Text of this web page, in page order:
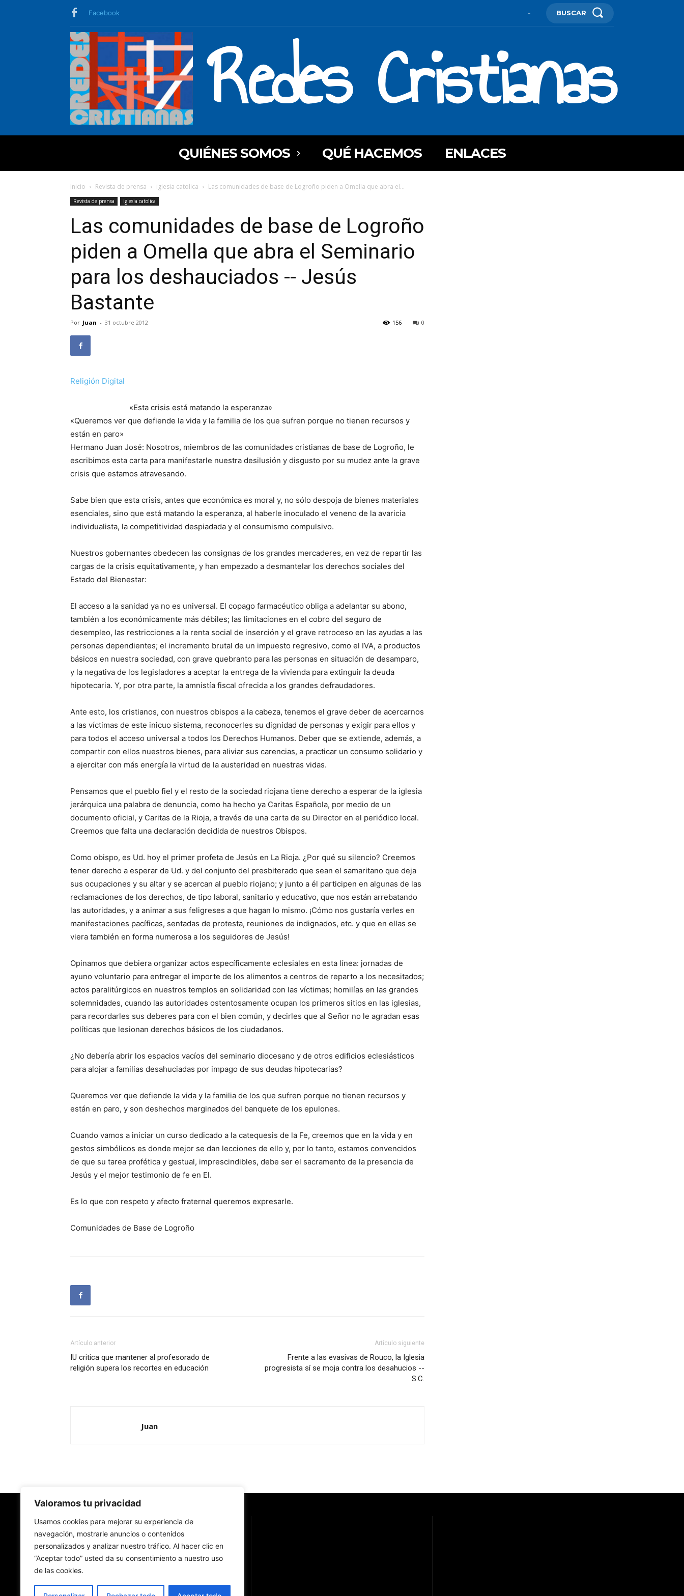
Valoramos tu privacidad
Usamos cookies para mejorar su experiencia de
navegación, mostrarle anuncios o contenidos
personalizados y analizar nuestro tráfico. Al hacer clic en
“Aceptar todo” usted da su consentimiento a nuestro uso
de las cookies.
Facebook - BUSCAR
Redes Cristianas
QUIÉNES SOMOS QUÉ HACEMOS ENLACES
Inicio Revista de prensa iglesia catolica Las comunidades de base de Logroño piden a Omella que abra el...
Revista de prensa iglesia catolica
Las comunidades de base de Logroño
piden a Omella que abra el Seminario
para los deshauciados -- Jesús
Bastante
Por Juan - 31 octubre 2012 0
156
Religión Digital
«Esta crisis está matando la esperanza»
«Queremos ver que defiende la vida y la familia de los que sufren porque no tienen recursos y
están en paro»
Hermano Juan José: Nosotros, miembros de las comunidades cristianas de base de Logroño, le
escribimos esta carta para manifestarle nuestra desilusión y disgusto por su mudez ante la grave
crisis que estamos atravesando.
Sabe bien que esta crisis, antes que económica es moral y, no sólo despoja de bienes materiales
esenciales, sino que está matando la esperanza, al haberle inoculado el veneno de la avaricia
individualista, la competitividad despiadada y el consumismo compulsivo.
Nuestros gobernantes obedecen las consignas de los grandes mercaderes, en vez de repartir las
cargas de la crisis equitativamente, y han empezado a desmantelar los derechos sociales del
Estado del Bienestar:
El acceso a la sanidad ya no es universal. El copago farmacéutico obliga a adelantar su abono,
también a los económicamente más débiles; las limitaciones en el cobro del seguro de
desempleo, las restricciones a la renta social de inserción y el grave retroceso en las ayudas a las
personas dependientes; el incremento brutal de un impuesto regresivo, como el IVA, a productos
básicos en nuestra sociedad, con grave quebranto para las personas en situación de desamparo,
y la negativa de los legisladores a aceptar la entrega de la vivienda para extinguir la deuda
hipotecaria. Y, por otra parte, la amnistía fiscal ofrecida a los grandes defraudadores.
Ante esto, los cristianos, con nuestros obispos a la cabeza, tenemos el grave deber de acercarnos
a las víctimas de este inicuo sistema, reconocerles su dignidad de personas y exigir para ellos y
para todos el acceso universal a todos los Derechos Humanos. Deber que se extiende, además, a
compartir con ellos nuestros bienes, para aliviar sus carencias, a practicar un consumo solidario y
a ejercitar con más energía la virtud de la austeridad en nuestras vidas.
Pensamos que el pueblo fiel y el resto de la sociedad riojana tiene derecho a esperar de la iglesia
jerárquica una palabra de denuncia, como ha hecho ya Caritas Española, por medio de un
documento oficial, y Caritas de la Rioja, a través de una carta de su Director en el periódico local.
Creemos que falta una declaración decidida de nuestros Obispos.
Como obispo, es Ud. hoy el primer profeta de Jesús en La Rioja. ¿Por qué su silencio? Creemos
tener derecho a esperar de Ud. y del conjunto del presbiterado que sean el samaritano que deja
sus ocupaciones y su altar y se acercan al pueblo riojano; y junto a él participen en algunas de las
reclamaciones de los derechos, de tipo laboral, sanitario y educativo, que nos están arrebatando
las autoridades, y a animar a sus feligreses a que hagan lo mismo. ¡Cómo nos gustaría verles en
manifestaciones pacíficas, sentadas de protesta, reuniones de indignados, etc. y que en ellas se
viera también en forma numerosa a los seguidores de Jesús!
Opinamos que debiera organizar actos específicamente eclesiales en esta línea: jornadas de
ayuno voluntario para entregar el importe de los alimentos a centros de reparto a los necesitados;
actos paralitúrgicos en nuestros templos en solidaridad con las víctimas; homilías en las grandes
solemnidades, cuando las autoridades ostentosamente ocupan los primeros sitios en las iglesias,
para recordarles sus deberes para con el bien común, y decirles que al Señor no le agradan esas
políticas que lesionan derechos básicos de los ciudadanos.
¿No debería abrir los espacios vacíos del seminario diocesano y de otros edificios eclesiásticos
para alojar a familias desahuciadas por impago de sus deudas hipotecarias?
Queremos ver que defiende la vida y la familia de los que sufren porque no tienen recursos y
están en paro, y son deshechos marginados del banquete de los epulones.
Cuando vamos a iniciar un curso dedicado a la catequesis de la Fe, creemos que en la vida y en
gestos simbólicos es donde mejor se dan lecciones de ello y, por lo tanto, estamos convencidos
de que su tarea profética y gestual, imprescindibles, debe ser el sacramento de la presencia de
Jesús y el mejor testimonio de fe en El.
Es lo que con respeto y afecto fraternal queremos expresarle.
Comunidades de Base de Logroño
Artículo anterior
IU critica que mantener al profesorado de
religión supera los recortes en educación
Artículo siguiente
Frente a las evasivas de Rouco, la Iglesia
progresista sí se moja contra los desahucios --
S.C.
Juan
Redes Cristianas
Una mirada alternativa sobre la Iglesia católica y la
- Colectivos de Redes Cristianas